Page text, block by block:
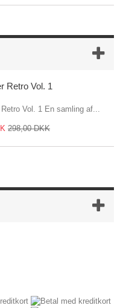
Retro Vol. 1
Retro Vol. 1 En samling af...
298,00 DKK